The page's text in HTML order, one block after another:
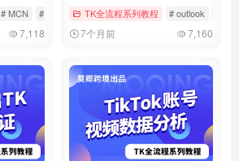
# MCN # tiktok # 回款
7,118
TK全流程系列教程 # outlook
7个月前 7,160